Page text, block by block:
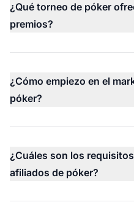
¿Qué torneo de póker
premios?
¿Cómo empiezo en el
póker?
¿Cuáles son los
afiliados de póker?